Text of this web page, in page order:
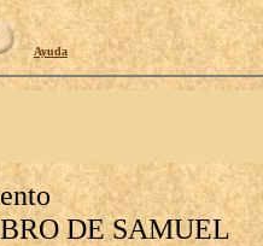
Ayuda
DE SAMUEL